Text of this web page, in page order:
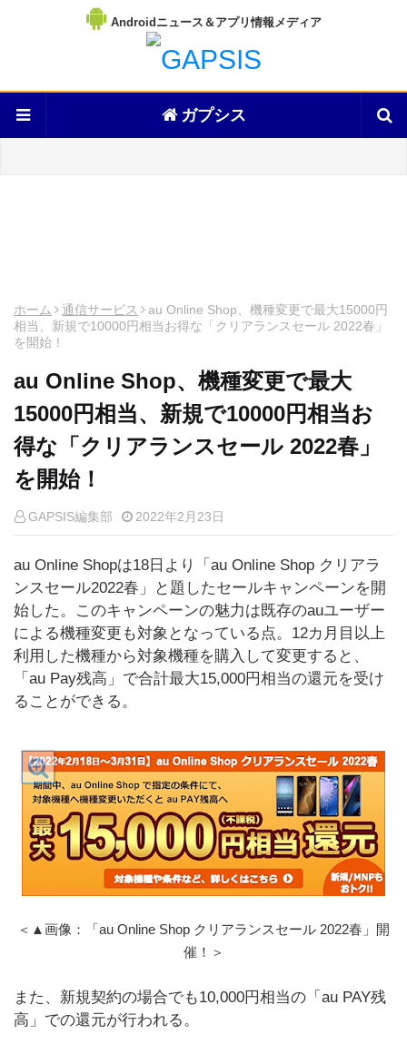
Androidニュース＆アプリ情報メディア
ガプシス
ホーム 通信サービス
au Online Shop、機種変更で最大15000円
相当、新規で10000円相当お得な「クリアランスセール 2022春」
を開始！
au Online Shop、機種変更で最大
15000円相当、新規で10000円相当お
得な「クリアランスセール 2022春」
を開始！
GAPSIS編集部 2022年2月23日
au Online Shopは18日より「au Online Shop クリアラ
ンスセール2022春」と題したセールキャンペーンを開
始した。このキャンペーンの魅力は既存のauユーザー
による機種変更も対象となっている点。12カ月目以上
利用した機種から対象機種を購入して変更すると、
「au Pay残高」で合計最大15,000円相当の還元を受け
ることができる。
＜▲画像：「au Online Shop クリアランスセール 2022春」開
催！＞
また、新規契約の場合でも10,000円相当の「au PAY残
高」での還元が行われる。